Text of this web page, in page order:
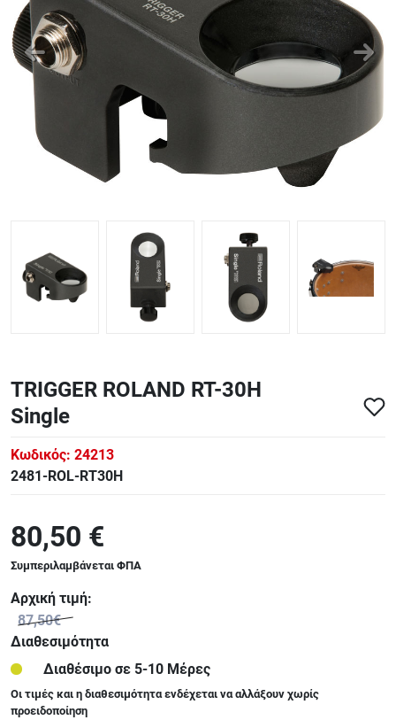
TRIGGER ROLAND RT-30H
Single
Κωδικός: 24213
2481-ROL-RT30H
80,50 €
Συμπεριλαμβάνεται ΦΠΑ
Αρχική τιμή:
87,50€
Διαθεσιμότητα
Διαθέσιμο σε 5-10 Μέρες
Οι τιμές και η διαθεσιμότητα ενδέχεται να αλλάξουν χωρίς
προειδοποίηση
ΑΞΕΣΟΥΑΡ - ΑΝΤΑΛΛΑΚΤΙΚΑ ΚΙΘΑΡΑΣ ΜΠΑΣΟΥ
848
ΤΕΤΡΑΔΙΑ-DVD-CD